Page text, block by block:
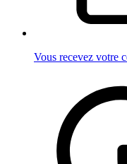
Vous recevez votre